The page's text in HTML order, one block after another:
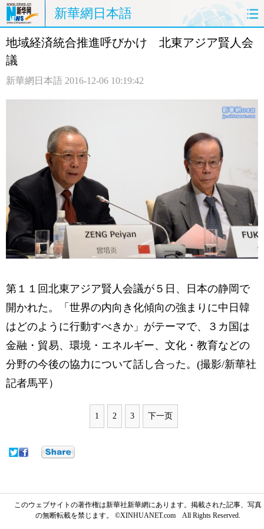
新華網日本語
ホームページ 政治 経済
写真
中日対訳
地域経済統合推進呼びかけ 北東アジア賢人会
議
新華網日本語 2016-12-06 10:19:42
第１１回北東アジア賢人会議が５日、日本の静岡で
開かれた。「世界の内向き化傾向の強まりに中日韓
はどのように行動すべきか」がテーマで、３カ国は
金融・貿易、環境・エネルギー、文化・教育などの
分野の今後の協力について話し合った。(撮影/新華社
記者馬平）
1 2 3 下一页
このウェブサイトの著作権は新華社新華網にあります。掲載された記事、写真
の無断転載を禁じます。 ©XINHUANET.com All Rights Reserved.